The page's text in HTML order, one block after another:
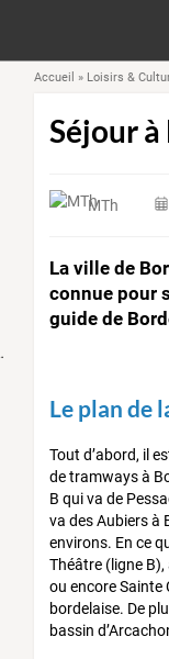
Accueil » Loisirs &
Séjour
MTh
La ville de
connue pour
guide de
Le plan de
Tout d’abord, il
de tramways à
B qui va de
va des Aubiers à
environs. En ce
Théâtre (ligne
ou encore Sainte
bordelaise. De
bassin